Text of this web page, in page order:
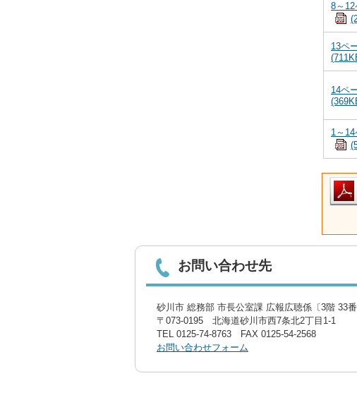
8～12
13ペ
14ペ
1～
お問い合わせ先
砂川市 総務部 市長公室課 広報広聴係〔3階 33番
〒073-0195 北海道砂川市西7条北2丁目1-1
TEL 0125-74-8763 FAX 0125-54-2568
お問い合わせフォーム